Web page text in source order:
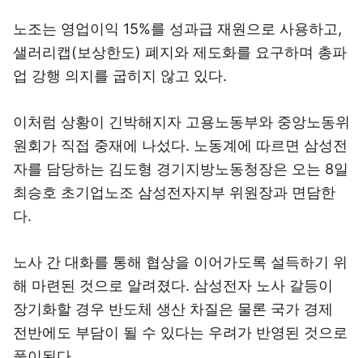
노조는 영업이익 15%를 성과급 재원으로 사용하고,
샐러리캡(보상한도) 폐지와 제도화를 요구하며 총파
업 강행 의지를 굽히지 않고 있다.
이처럼 상황이 긴박해지자 고용노동부와 중앙노동위
원회가 직접 중재에 나섰다. 노동계에 따르면 삼성전
자를 담당하는 김도형 경기지방노동청장은 오는 8일
최승호 초기업노조 삼성전자지부 위원장과 면담한
다.
노사 간 대화를 통해 협상을 이어가도록 설득하기 위
해 마련된 것으로 알려졌다. 삼성전자 노사 갈등이
장기화할 경우 반도체 생산 차질은 물론 국가 경제
전반에도 부담이 될 수 있다는 우려가 반영된 것으로